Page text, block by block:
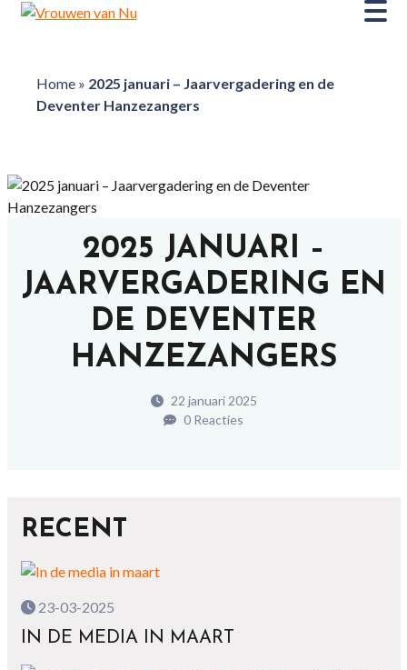
Home» 2025 januari – Jaarvergadering en de
Deventer Hanzezangers
2025 JANUARI –
JAARVERGADERING EN
DE DEVENTER
HANZEZANGERS
22 januari 2025
0 Reacties
RECENT
23-03-2025
IN DE MEDIA IN MAART